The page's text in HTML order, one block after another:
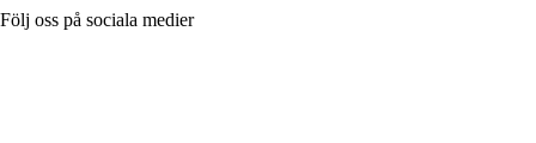
Följ oss på sociala medier